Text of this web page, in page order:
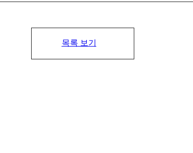
목록 보기